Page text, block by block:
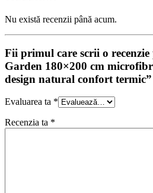
Nu există recenzii până acum.
Fii primul care scrii o
Garden 180×200 cm
design natural confort termic”
Evaluarea ta *
Recenzia ta *